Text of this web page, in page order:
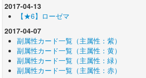
2017-04-13
【★6】ローゼマ
2017-04-07
副属性カード一覧（主属性：紫）
副属性カード一覧（主属性：黄）
副属性カード一覧（主属性：緑）
副属性カード一覧（主属性：赤）